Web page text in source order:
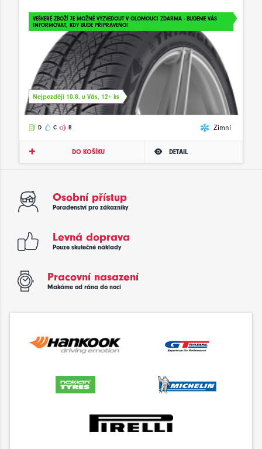
VEŠKERÉ ZBOŽÍ JE MOŽNÉ VYZVEDOUT V OLOMOUCI ZDARMA - BUDEME VÁS
INFORMOVAT, KDY BUDE PŘIPRAVENO!
Nejpozději 10.8. u Vás, 12+ ks
D C B Zimní
DO KOŠÍKU DETAIL
Osobní přístup
Poradenství pro zákazníky
Levná doprava
Pouze skutečné náklady
Pracovní nasazení
Makáme od rána do noci